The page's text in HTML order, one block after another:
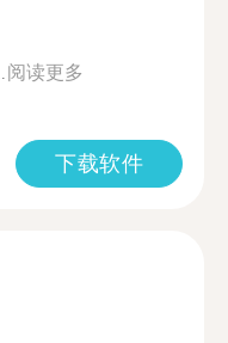
阅读更多
下载软件